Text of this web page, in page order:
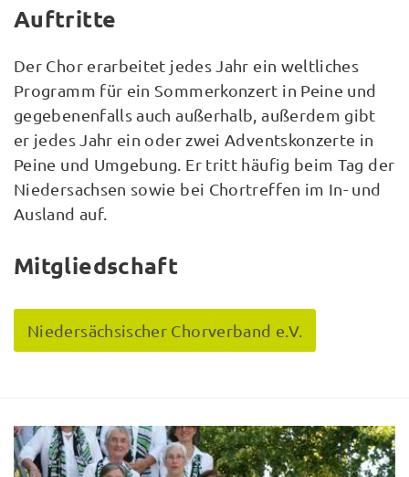
Auftritte
Der Chor erarbeitet jedes Jahr ein weltliches
Programm für ein Sommerkonzert in Peine und
gegebenenfalls auch außerhalb, außerdem gibt
er jedes Jahr ein oder zwei Adventskonzerte in
Peine und Umgebung. Er tritt häufig beim Tag der
Niedersachsen sowie bei Chortreffen im In- und
Ausland auf.
Mitgliedschaft
Niedersächsischer Chorverband e.V.